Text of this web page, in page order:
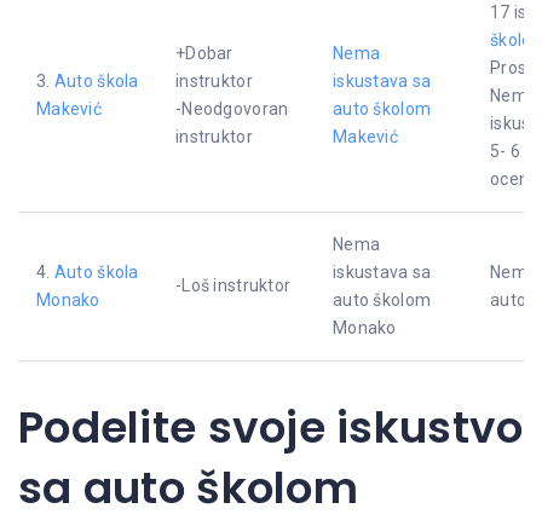
3. Auto škola
Makević
+Dobar
instruktor
-Neodgovoran
instruktor
Nema
iskustava sa
auto školom
Makević
17
5- 6
4. Auto škola
Monako
-Loš instruktor
Nema
iskustava sa
auto školom
Monako
auto
Podelite svoje iskustvo
sa auto školom